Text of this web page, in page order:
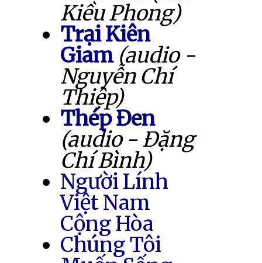
Kiều Phong)
Trại Kiên
Giam (audio -
Nguyễn Chí
Thiệp)
Thép Đen
(audio - Đặng
Chí Bình)
Người Lính
Việt Nam
Cộng Hòa
Chúng Tôi